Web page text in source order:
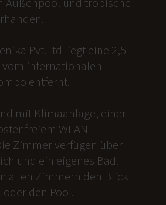
Pvt.Ltd liegt eine 2,5-
internationalen
entfernt.
mit Klimaanlage, einer
WLAN
Zimmer verfügen über
und ein eigenes Bad.
allen Zimmern den Blick
den Pool.